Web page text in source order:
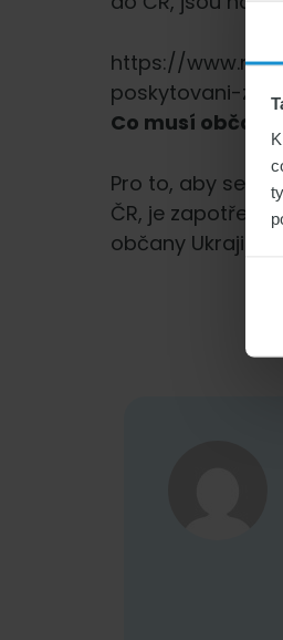
https://
poskytovani-
Co musí
Pro to, aby se
ČR, je zapotřebí
občany Ukrajiny